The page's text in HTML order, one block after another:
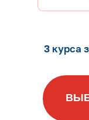
3 курса